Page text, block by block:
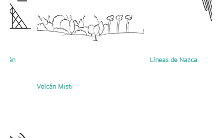
Volcán Misti
Líneas de Nazca